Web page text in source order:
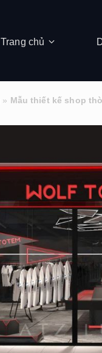
Trang chủ
» Mẫu thiết kế shop